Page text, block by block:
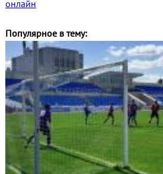
онлайн
Популярное в тему: